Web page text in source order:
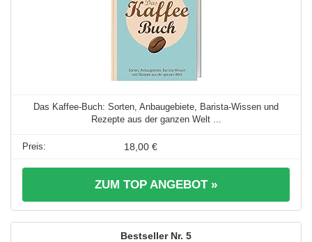
Das Kaffee-Buch: Sorten, Anbaugebiete, Barista-Wissen und
Rezepte aus der ganzen Welt ...
18,00 €
ZUM TOP ANGEBOT »
5